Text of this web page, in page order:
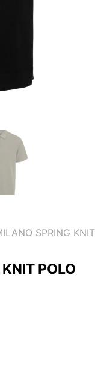
SPRING KNIT
POLO